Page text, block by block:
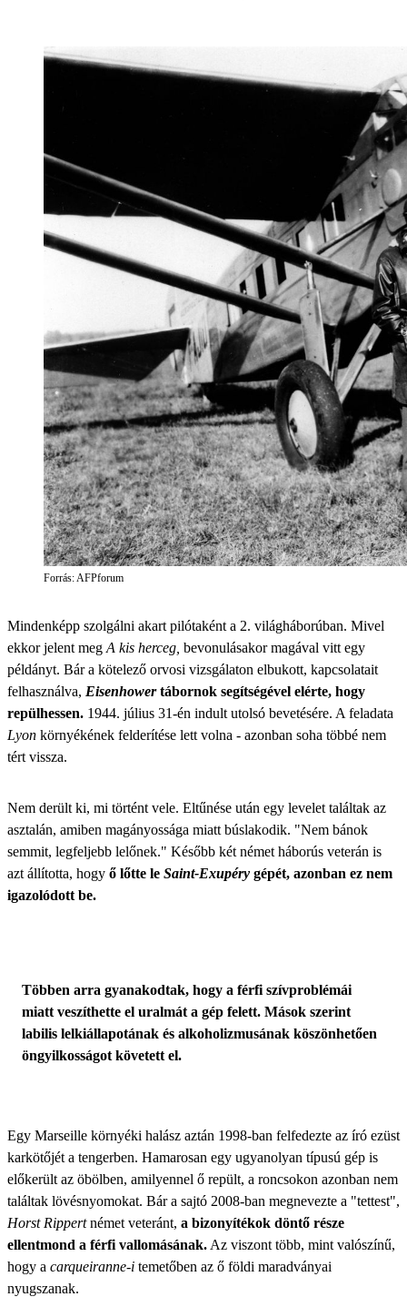
Forrás: AFPforum
Mindenképp szolgálni akart pilótaként a 2. világháborúban. Mivel
ekkor jelent meg A kis herceg, bevonulásakor magával vitt egy
példányt. Bár a kötelező orvosi vizsgálaton elbukott, kapcsolatait
felhasználva, Eisenhowertábornok segítségével elérte, hogy
repülhessen. 1944. július 31-én indult utolsó bevetésére. A feladata
Lyon környékének felderítése lett volna - azonban soha többé nem
tért vissza.
Nem derült ki, mi történt vele. Eltűnése után egy levelet találtak az
asztalán, amiben magányossága miatt búslakodik. "Nem bánok
semmit, legfeljebb lelőnek." Később két német háborús veterán is
azt állította, hogy ő lőtte le Saint-Exupéry gépét, azonban ez nem
igazolódott be.
Többen arra gyanakodtak, hogy a férfi szívproblémái
miatt veszíthette el uralmát a gép felett. Mások szerint
labilis lelkiállapotának és alkoholizmusának köszönhetően
öngyilkosságot követett el.
Egy Marseille környéki halász aztán 1998-ban felfedezte az író ezüst
karkötőjét a tengerben. Hamarosan egy ugyanolyan típusú gép is
előkerült az öbölben, amilyennel ő repült, a roncsokon azonban nem
találtak lövésnyomokat. Bár a sajtó 2008-ban megnevezte a "tettest",
Horst Rippertnémet veteránt, a bizonyítékok döntő része
ellentmond a férfi vallomásának. Az viszont több, mint valószínű,
hogy a carqueiranne-i temetőben az ő földi maradványai
nyugszanak.